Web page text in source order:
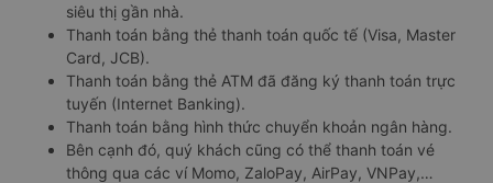
siêu thị gần nhà.
Thanh toán bằng thẻ thanh toán quốc tế (Visa, Master
Card, JCB).
Thanh toán bằng thẻ ATM đã đăng ký thanh toán trực
tuyến (Internet Banking).
Thanh toán bằng hình thức chuyển khoản ngân hàng.
Bên cạnh đó, quý khách cũng có thể thanh toán vé
thông qua các ví Momo, ZaloPay, AirPay, VNPay,…